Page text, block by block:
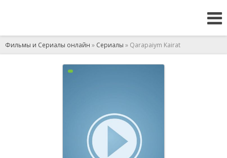
Фильмы и Сериалы онлайн » Сериалы » Qarapaiym Kairat